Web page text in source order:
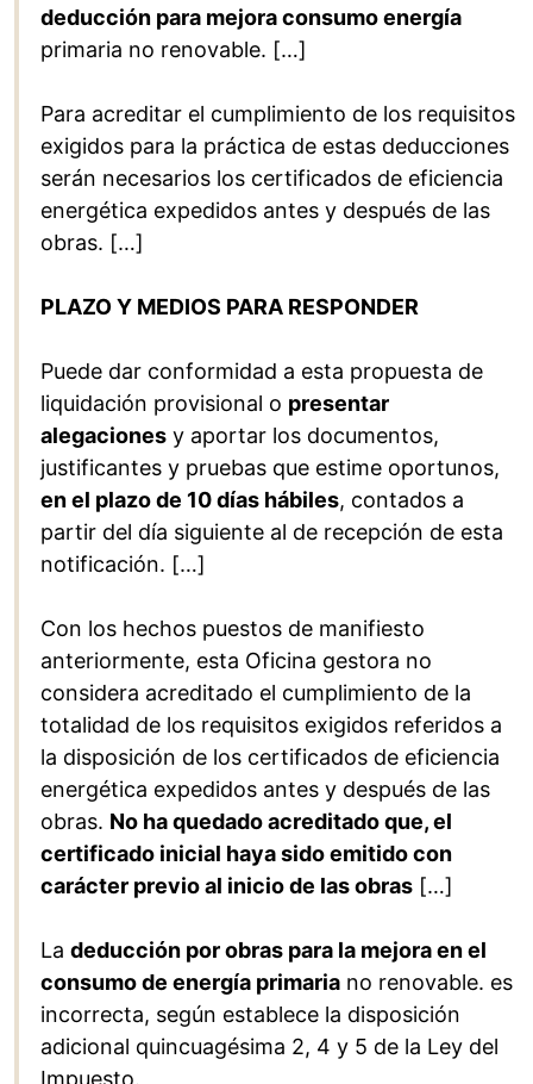
deducción para mejora consumo energía
primaria no renovable. […]
Para acreditar el cumplimiento de los requisitos
exigidos para la práctica de estas deducciones
serán necesarios los certificados de eficiencia
energética expedidos antes y después de las
obras. […]
PLAZO Y MEDIOS PARA RESPONDER
Puede dar conformidad a esta propuesta de
liquidación provisional o presentar
alegaciones y aportar los documentos,
justificantes y pruebas que estime oportunos,
en el plazo de 10 días hábiles, contados a
partir del día siguiente al de recepción de esta
notificación. […]
Con los hechos puestos de manifiesto
anteriormente, esta Oficina gestora no
considera acreditado el cumplimiento de la
totalidad de los requisitos exigidos referidos a
la disposición de los certificados de eficiencia
energética expedidos antes y después de las
obras. No ha quedado acreditado que, el
certificado inicial haya sido emitido con
carácter previo al inicio de las obras […]
La deducción por obras para la mejora en el
consumo de energía primaria no renovable. es
incorrecta, según establece la disposición
adicional quincuagésima 2, 4 y 5 de la Ley del
Impuesto.